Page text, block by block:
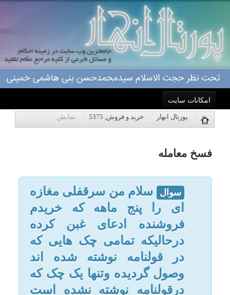
امکانات سایت
خانه
درباره ما
اعمال
ویژه نامه ها
کاربر میهمان
پورتال انهار خرید و فروش, 5375 نمایش
سوال سلام من سرقفلی مغازه
درقولنامه نوشته نشده است
برگشت خورده میخاستم ببینم
فروشنده میتواند معامله را
فسخ کند با ادعای غبن؟ ممنون
جواب اگر بخاطر پرداخت
نشدن چک باشد فروشنده
نمیتواند معامله را فسخ کند
(البته نباید خریدار فروشنده را